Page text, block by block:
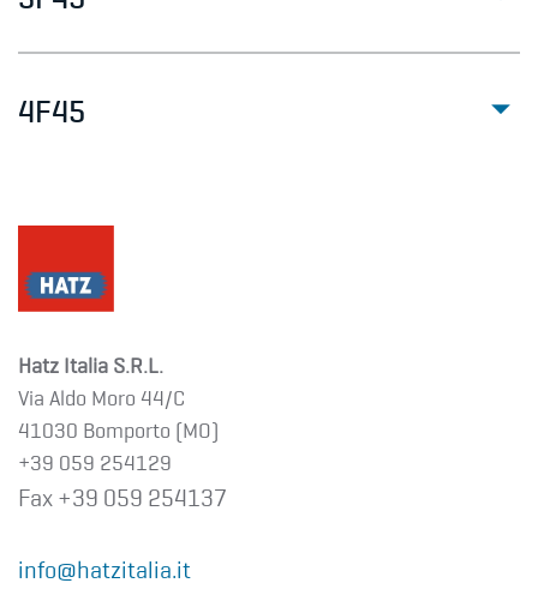
4F45
Hatz Italia S.R.L.
Via Aldo Moro 44/C
41030 Bomporto (MO)
+39 059 254129
Fax +39 059 254137
info@hatzitalia.it